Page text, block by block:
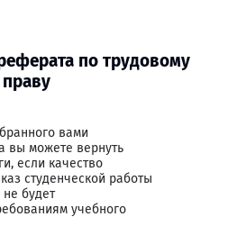
по трудовому
праву
вами
вы можете вернуть
если качество
студенческой работы
не будет
учебного